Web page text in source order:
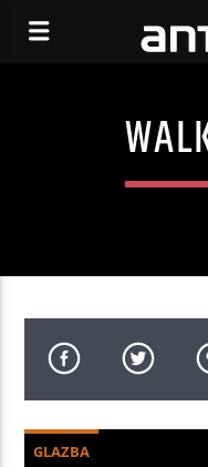
GLAZBA